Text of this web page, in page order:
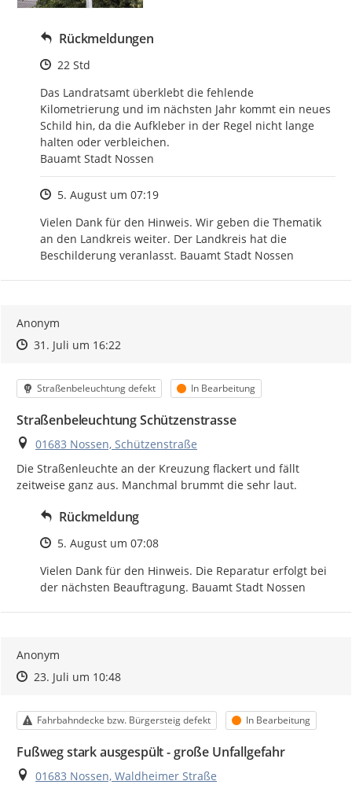
Rückmeldungen
Zeitpunkt des Erstellens
22 Std
Das Landratsamt überklebt die fehlende
Kilometrierung und im nächsten Jahr kommt ein neues
Schild hin, da die Aufkleber in der Regel nicht lange
halten oder verbleichen.
Bauamt Stadt Nossen
Zeitpunkt des Erstellens
5. August um 07:19
Vielen Dank für den Hinweis. Wir geben die Thematik
an den Landkreis weiter. Der Landkreis hat die
Beschilderung veranlasst. Bauamt Stadt Nossen
Anonym
Zeitpunkt des Erstellens
Zeitpunkt des Erstellens
31. Juli um 16:22Zur Äußerung
Kategorie
Straßenbeleuchtung defekt Status
In Bearbeitung
Straßenbeleuchtung Schützenstrasse
Ort
01683 Nossen, Schützenstraße
Die Straßenleuchte an der Kreuzung flackert und fällt
zeitweise ganz aus. Manchmal brummt die sehr laut.
Rückmeldung
Zeitpunkt des Erstellens
5. August um 07:08
Vielen Dank für den Hinweis. Die Reparatur erfolgt bei
der nächsten Beauftragung. Bauamt Stadt Nossen
Anonym
Zeitpunkt des Erstellens
Zeitpunkt des Erstellens
23. Juli um 10:48Zur Äußerung
Kategorie
Fahrbahndecke bzw. Bürgersteig defekt Status
In Bearbeitung
Fußweg stark ausgespült - große Unfallgefahr
Ort
01683 Nossen, Waldheimer Straße